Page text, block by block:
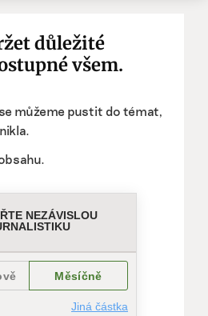
důležité
všem.
můžeme pustit do témat,